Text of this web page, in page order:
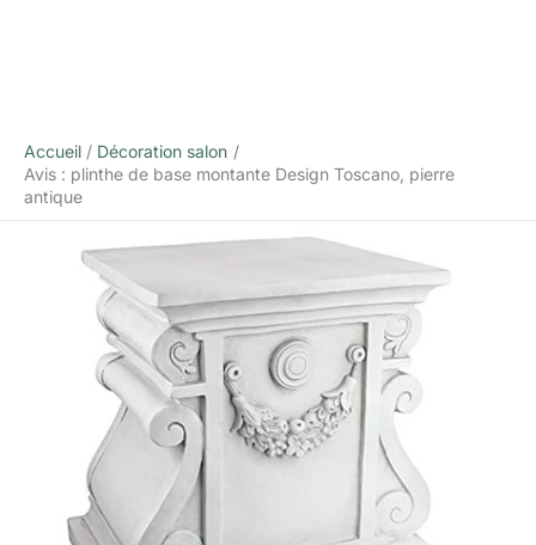
Accueil
Décoration salon
Avis : plinthe de base montante Design Toscano, pierre
antique